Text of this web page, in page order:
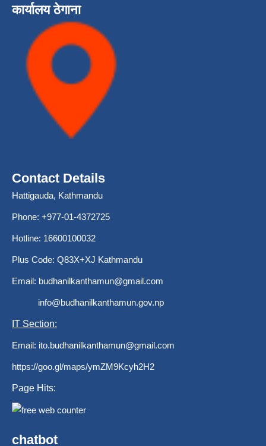
कार्यालय ठेगाना
Contact Details
Hattigauda, Kathmandu
Phone: +977-01-4372725
Hotline: 16600100032
Plus Code: Q83X+XJ Kathmandu
Email: budhanilkanthamun@gmail.com
info@budhanilkanthamun.gov.np
IT Section:
Email: ito.budhanilkanthamun@gmail.com
https://goo.gl/maps/ymZM9Kcyh2H2
Page Hits:
chatbot